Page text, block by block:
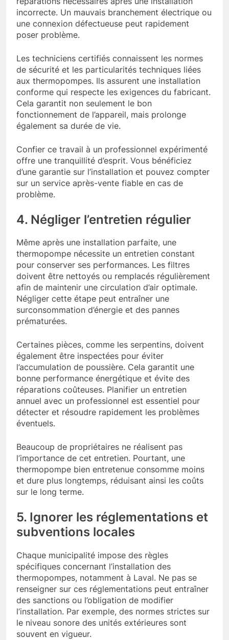
incorrecte. Un mauvais branchement électrique ou
une connexion défectueuse peut rapidement
poser problème.
Les techniciens certifiés connaissent les normes
de sécurité et les particularités techniques liées
aux thermopompes. Ils assurent une installation
conforme qui respecte les exigences du fabricant.
Cela garantit non seulement le bon
fonctionnement de l’appareil, mais prolonge
également sa durée de vie.
Confier ce travail à un professionnel expérimenté
offre une tranquillité d’esprit. Vous bénéficiez
d’une garantie sur l’installation et pouvez compter
sur un service après-vente fiable en cas de
problème.
4. Négliger l’entretien régulier
Même après une installation parfaite, une
thermopompe nécessite un entretien constant
pour conserver ses performances. Les filtres
doivent être nettoyés ou remplacés régulièrement
afin de maintenir une circulation d’air optimale.
Négliger cette étape peut entraîner une
surconsommation d’énergie et des pannes
prématurées.
Certaines pièces, comme les serpentins, doivent
également être inspectées pour éviter
l’accumulation de poussière. Cela garantit une
bonne performance énergétique et évite des
réparations coûteuses. Planifier un entretien
annuel avec un professionnel est essentiel pour
détecter et résoudre rapidement les problèmes
éventuels.
Beaucoup de propriétaires ne réalisent pas
l’importance de cet entretien. Pourtant, une
thermopompe bien entretenue consomme moins
et dure plus longtemps, réduisant ainsi les coûts
sur le long terme.
5. Ignorer les réglementations et
subventions locales
Chaque municipalité impose des règles
spécifiques concernant l’installation des
thermopompes, notamment à Laval. Ne pas se
renseigner sur ces réglementations peut entraîner
des sanctions ou l’obligation de modifier
l’installation. Par exemple, des normes strictes sur
le niveau sonore des unités extérieures sont
souvent en vigueur.